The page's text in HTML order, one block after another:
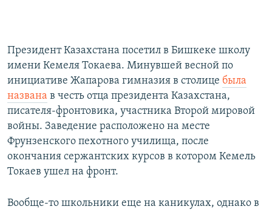
Президент Казахстана посетил в Бишкеке школу
имени Кемеля Токаева. Минувшей весной по
инициативе Жапарова гимназия в столице была
названа в честь отца президента Казахстана,
писателя-фронтовика, участника Второй мировой
войны. Заведение расположено на месте
Фрунзенского пехотного училища, после
окончания сержантских курсов в котором Кемель
Токаев ушел на фронт.
Вообще-то школьники еще на каникулах, однако в